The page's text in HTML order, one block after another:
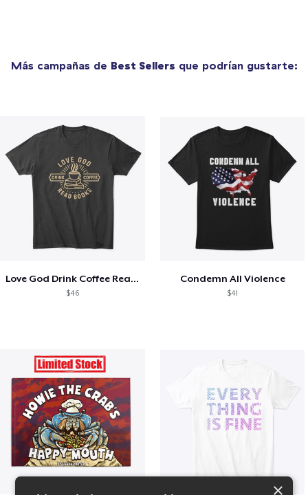
Más campañas de Best Sellers que podrían gustarte:
Love God Drink Coffee Read Books
$46
Condemn All Violence
$41
×